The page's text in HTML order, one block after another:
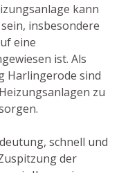
kann
insbesondere
eine
ist. Als
Harlingerode sind
zu
schnell und
der